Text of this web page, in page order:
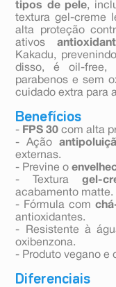
tipos de pele,
textura gel-creme
alta proteção
ativos
Kakadu,
disso, é oil-free,
parabenos e sem
cuidado extra para
Benefícios
- FPS 30 com alta
- Ação
externas.
- Previne o
- Textura gel-
acabamento matte.
- Fórmula com
antioxidantes.
- Resistente à
oxibenzona.
- Produto vegano e
Diferenciais